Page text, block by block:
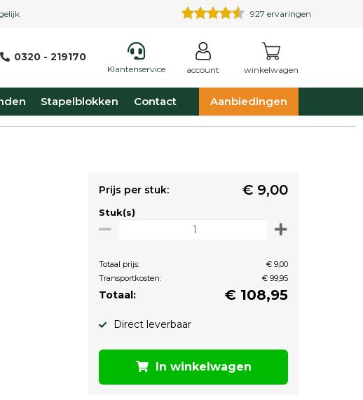
927 ervaringen
0320 - 219170
Klantenservice account winkelwagen
Stapelblokken Contact Aanbiedingen
Prijs per stuk: € 9,00
Stuk(s)
Totaal prijs:
€ 9,00
Transportkosten:
€ 99,95
Totaal: € 108,95
Direct leverbaar
In winkelwagen